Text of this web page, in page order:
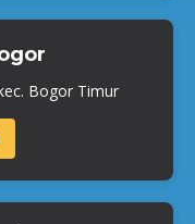
Bogor Timur